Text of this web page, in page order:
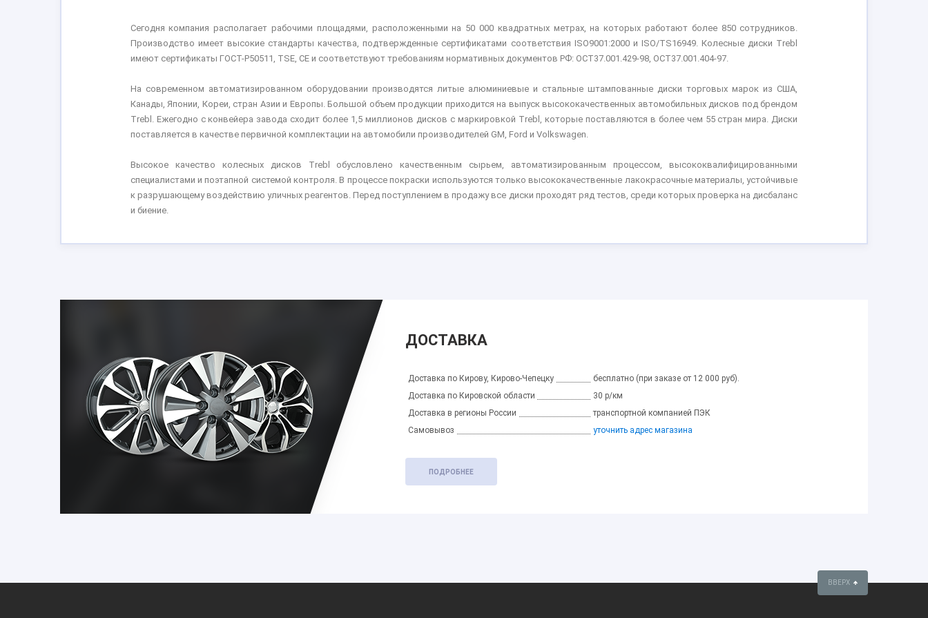
Сегодня компания располагает рабочими площадями, расположенными на 50 000 квадратных метрах, на которых работают более 850 сотрудников.
Производство имеет высокие стандарты качества, подтвержденные сертификатами соответствия ISO9001:2000 и ISO/TS16949. Колесные диски Trebl
имеют сертификаты ГОСТ-Р50511, TSE, CE и соответствуют требованиям нормативных документов РФ: ОСТ37.001.429-98, ОСТ37.001.404-97.
На современном автоматизированном оборудовании производятся литые алюминиевые и стальные штампованные диски торговых марок из США,
Канады, Японии, Кореи, стран Азии и Европы. Большой объем продукции приходится на выпуск высококачественных автомобильных дисков под брендом
Trebl. Ежегодно с конвейера завода сходит более 1,5 миллионов дисков с маркировкой Trebl, которые поставляются в более чем 55 стран мира. Диски
поставляется в качестве первичной комплектации на автомобили производителей GM, Ford и Volkswagen.
Высокое качество колесных дисков Trebl обусловлено качественным сырьем, автоматизированным процессом, высококвалифицированными
специалистами и поэтапной системой контроля. В процессе покраски используются только высококачественные лакокрасочные материалы, устойчивые
к разрушающему воздействию уличных реагентов. Перед поступлением в продажу все диски проходят ряд тестов, среди которых проверка на дисбаланс
и биение.
ДОСТАВКА
Доставка по Кирову, Кирово-Чепецку
бесплатно (при заказе от 12 000 руб).
Доставка по Кировской области
30 р/км
Доставка в регионы России
транспортной компанией ПЭК
Самовывоз
уточнить адрес магазина
ПОДРОБНЕЕ
ВВЕРХ